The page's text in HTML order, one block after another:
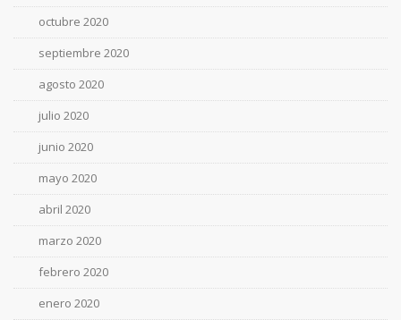
octubre 2020
septiembre 2020
agosto 2020
julio 2020
junio 2020
mayo 2020
abril 2020
marzo 2020
febrero 2020
enero 2020